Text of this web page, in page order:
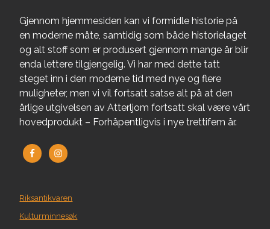
Gjennom hjemmesiden kan vi formidle historie på
en moderne måte, samtidig som både historielaget
og alt stoff som er produsert gjennom mange år blir
enda lettere tilgjengelig. Vi har med dette tatt
steget inn i den moderne tid med nye og flere
muligheter, men vi vil fortsatt satse alt på at den
årlige utgivelsen av Atterljom fortsatt skal være vårt
hovedprodukt – Forhåpentligvis i nye trettifem år.
Riksantikvaren
Kulturminnesøk